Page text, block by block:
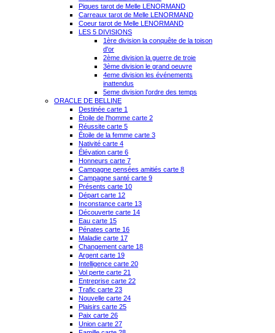
Piques tarot de Melle LENORMAND
Carreaux tarot de Melle LENORMAND
Coeur tarot de Melle LENORMAND
LES 5 DIVISIONS
1ère division la conquête de la toison
d'or
2ème division la guerre de troie
3ème division le grand oeuvre
4eme division les événements
inattendus
5eme division l'ordre des temps
ORACLE DE BELLINE
Destinée carte 1
Étoile de l'homme carte 2
Réussite carte 5
Étoile de la femme carte 3
Nativité carte 4
Élévation carte 6
Honneurs carte 7
Campagne pensées amitiés carte 8
Campagne santé carte 9
Présents carte 10
Départ carte 12
Inconstance carte 13
Découverte carte 14
Eau carte 15
Pénates carte 16
Maladie carte 17
Changement carte 18
Argent carte 19
Intelligence carte 20
Vol perte carte 21
Entreprise carte 22
Trafic carte 23
Nouvelle carte 24
Plaisirs carte 25
Paix carte 26
Union carte 27